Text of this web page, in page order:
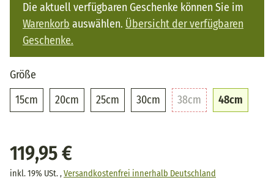
Die aktuell verfügbaren Geschenke können Sie im
Warenkorb auswählen. Übersicht der verfügbaren
Geschenke.
Größe
15cm 15cm20cm 20cm25cm 25cm30cm 30cm38cm 38cm48cm
119,95 €
inkl. 19% USt. ,Versandkostenfrei innerhalb Deutschland